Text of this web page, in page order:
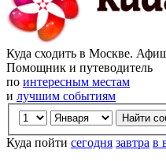
Куда сходить в Москве.
Помощник и путеводитель
по интересным местам
и лучшим событиям
Куда пойти сегодня завтра в